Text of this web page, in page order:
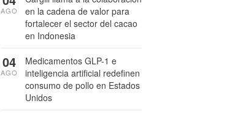
en la cadena de valor para
fortalecer el sector del cacao
en Indonesia
AGO
Medicamentos GLP-1 e
inteligencia artificial redefinen
consumo de pollo en Estados
Unidos
04
AGO